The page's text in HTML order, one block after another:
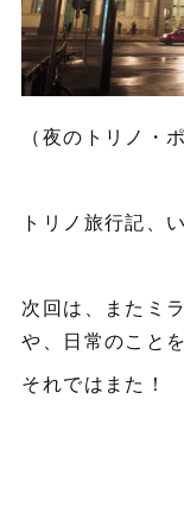
（夜のトリノ・
トリノ旅行記、
次回は、またミ
や、日常のこと
それではまた！